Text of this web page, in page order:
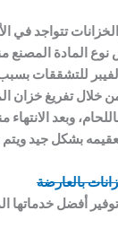
تتواجد في
المادة المصنع
للتشققات
من خلال تفريغ خزان
وبعد
بشكل جيد
بالعارضة
أفضل خدماتها